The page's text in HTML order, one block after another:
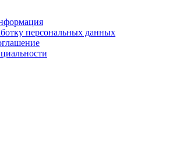
персональных данных